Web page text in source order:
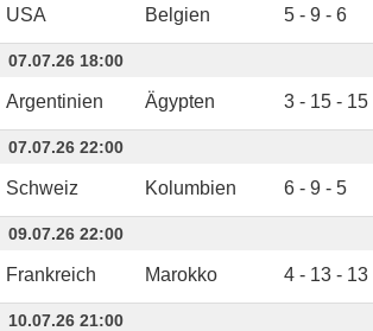
USA Belgien 5 - 9 - 6
07.07.26 18:00
Argentinien Ägypten 3 - 15 - 15
07.07.26 22:00
Schweiz Kolumbien 6 - 9 - 5
09.07.26 22:00
Frankreich Marokko 4 - 13 - 13
10.07.26 21:00